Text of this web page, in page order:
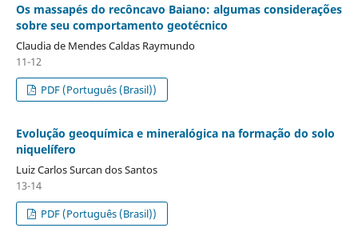
Os massapés do recôncavo Baiano: algumas considerações
sobre seu comportamento geotécnico
Claudia de Mendes Caldas Raymundo
11-12
PDF (Português (Brasil))
Evolução geoquímica e mineralógica na formação do solo
niquelífero
Luiz Carlos Surcan dos Santos
13-14
PDF (Português (Brasil))